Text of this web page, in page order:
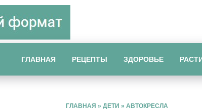
ГЛАВНАЯ РЕЦЕПТЫ ЗДОРОВЬЕ
ГЛАВНАЯ » ДЕТИ » АВТОКРЕСЛА